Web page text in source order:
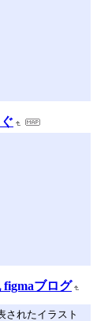
ブログ
されたイラスト